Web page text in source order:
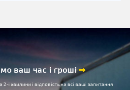
ваш час і гроші⇒
і хвилини і відповість на всі ваші запитання